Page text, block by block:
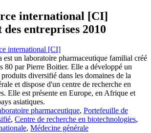
international [CI]
entreprises 2010
international [CI]
est un laboratoire pharmaceutique familial créé
80 par Pierre Boitier. Elle a développé un
diversifié dans les domaines de la
et dispose d'un centre de recherche en
Elle est présente en Europe, en Afrique et
asiatiques.
pharmaceutique, Portefeuille de
, Centre de recherche en biotechnologies,
, Médecine générale